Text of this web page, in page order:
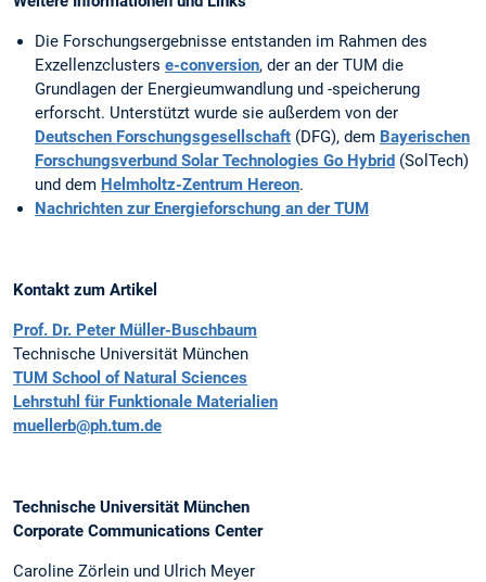
Die Forschungsergebnisse entstanden im Rahmen des
Exzellenzclusters e-conversion, der an der TUM die
Grundlagen der Energieumwandlung und -speicherung
erforscht. Unterstützt wurde sie außerdem von der
Deutschen Forschungsgesellschaft (DFG), dem Bayerischen
Forschungsverbund Solar Technologies Go Hybrid (SolTech)
und dem Helmholtz-Zentrum Hereon.
Nachrichten zur Energieforschung an der TUM
Kontakt zum Artikel
Prof. Dr. Peter Müller-Buschbaum
Technische Universität München
TUM School of Natural Sciences
Lehrstuhl für Funktionale Materialien
muellerb@ph.tum.de
Technische Universität München
Corporate Communications Center
Caroline Zörlein und Ulrich Meyer